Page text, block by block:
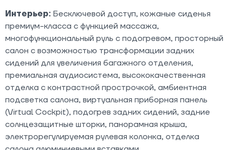
Интерьер: Бесключевой доступ, кожаные сиденья
премиум-класса с функцией массажа,
многофункциональный руль с подогревом, просторный
салон с возможностью трансформации задних
сидений для увеличения багажного отделения,
премиальная аудиосистема, высококачественная
отделка с контрастной прострочкой, амбиентная
подсветка салона, виртуальная приборная панель
(Virtual Cockpit), подогрев задних сидений, задние
солнцезащитные шторки, панорамная крыша,
электрорегулируемая рулевая колонка, отделка